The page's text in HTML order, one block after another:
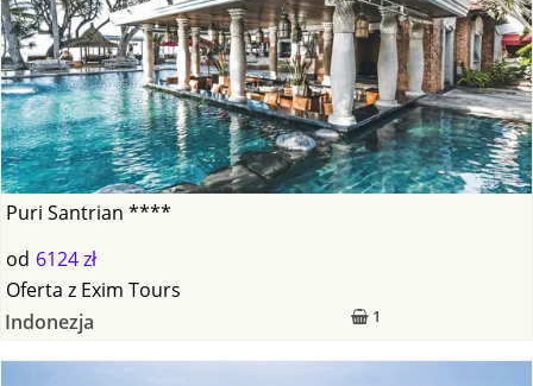
Puri Santrian ****
od 6124 zł
1
Oferta z Exim Tours
Indonezja